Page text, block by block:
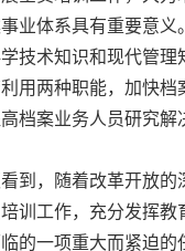
业体系具有重要意义。
技术知识和现代管理
用两种职能，加快档
档案业务人员研究
到，随着改革开放的
训工作，充分发挥
的一项重大而紧迫的